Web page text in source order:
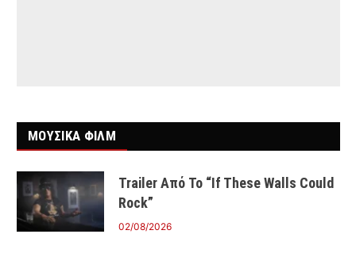
ΜΟΥΣΙΚΑ ΦΙΛΜ
Trailer Από Το “If These Walls Could
Rock”
02/08/2026